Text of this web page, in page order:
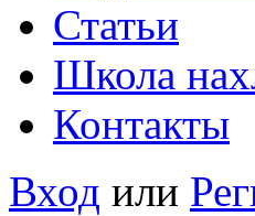
Статьи
Школа
Контакты
Вход или